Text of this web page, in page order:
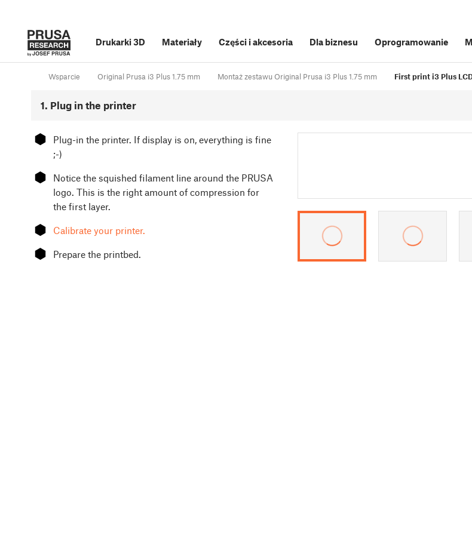
Drukarki 3D Materiały Części i akcesoria Dla biznesu Oprogramowanie
Wsparcie Original Prusa i3 Plus 1.75 mm Montaż zestawu Original Prusa i3 Plus 1.75 mm First print i3 Plus
1. Plug in the printer
⬢
Plug-in the printer. If display is on, everything is fine
;-)
⬢
Notice the squished filament line around the PRUSA
logo. This is the right amount of compression for
the first layer.
⬢ Calibrate your printer.
⬢ Prepare the printbed.